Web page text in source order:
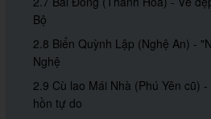
Bộ
2.8 Biển Quỳnh Lập (Nghệ An) -
Nghệ
2.9 Cù lao Mái Nhà (Phú Yên cũ)
hồn tự do